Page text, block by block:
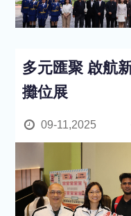
多元匯聚 啟航
攤位展
09-11,2025